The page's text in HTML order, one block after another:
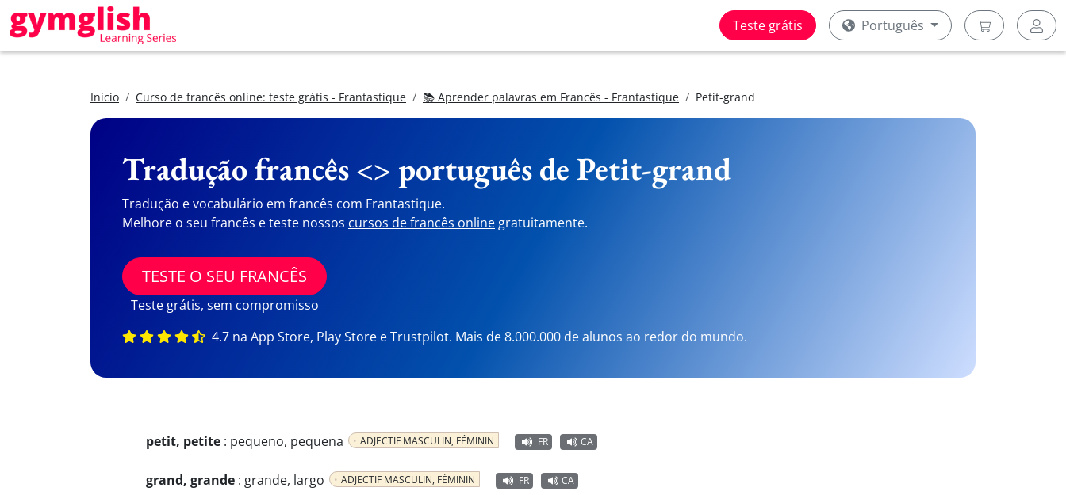
Teste grátis Português
Início Curso de francês online: teste grátis - Frantastique 📚 Aprender palavras em Francês - Frantastique Petit-grand
Tradução francês <> português dePetit-grand
Tradução e vocabulário em francês com Frantastique.
Melhore o seu francês e teste nossos cursos de francês online gratuitamente.
TESTE O SEU FRANCÊS
Teste grátis, sem compromisso
4.7 na App Store, Play Store e Trustpilot. Mais de 8.000.000 de alunos ao redor do mundo.
petit, petite : pequeno, pequena ADJECTIF MASCULIN, FÉMININ FR CA
grand, grande : grande, largo ADJECTIF MASCULIN, FÉMININ FR CA